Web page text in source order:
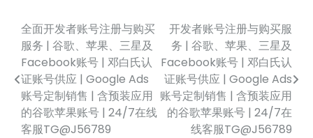
文
章
导
航
全面开发者账号注册与购买
服务 | 谷歌、苹果、三星及
Facebook账号 | 邓白氏认
证账号供应 | Google Ads
账号定制销售 | 含预装应用
的谷歌苹果账号 | 24/7在线
客服TG@J56789
开发者账号注册与购买服
务 | 谷歌、苹果、三星及
Facebook账号 | 邓白氏认
证账号供应 | Google Ads
账号定制销售 | 含预装应用
的谷歌苹果账号 | 24/7在
线客服TG@J56789